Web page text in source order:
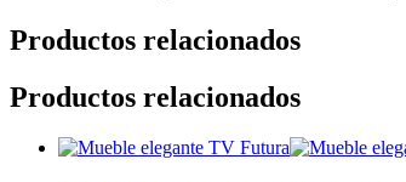
Productos relacionados
Productos relacionados